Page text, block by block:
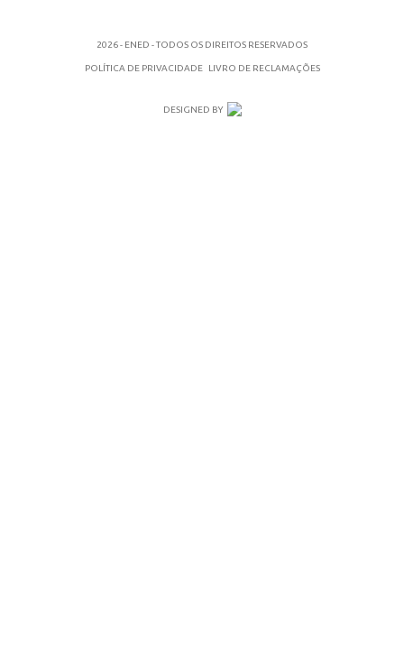
2026 - ENED - TODOS OS DIREITOS RESERVADOS
POLÍTICA DE PRIVACIDADE LIVRO DE RECLAMAÇÕES
DESIGNED BY